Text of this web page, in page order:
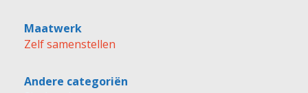
Maatwerk
Zelf samenstellen
Andere categoriën